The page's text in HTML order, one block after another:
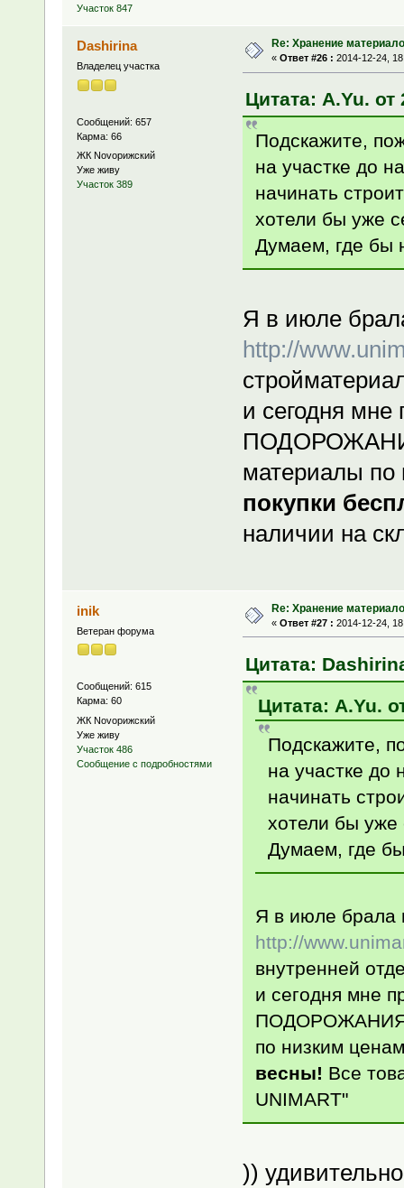
Участок 847
Dashirina
Владелец участка
Сообщений: 657
Карма: 66
ЖК Novoрижский
Уже живу
Участок 389
Re: Хранение
« Ответ #26 : 2014-12-24,
Цитата: A.Yu. от
Подскажите,
на участке до
начинать
хотели бы уже
Думаем, где бы
Я в июле
http://
и сегодня
материалы
покупки
наличии на
inik
Ветеран форума
Сообщений: 615
Карма: 60
ЖК Novoрижский
Уже живу
Участок 486
Сообщение с подробностями
Re: Хранение
« Ответ #27 : 2014-12-24,
Цитата:
Цитата: A.Yu.
Подскажите,
на участке до
начинать
хотели бы уже
Думаем, где
Я в июле брала
http://
внутренней
и сегодня мне
ПОДОРОЖАНИЯ!
по низким
весны! Все
UNIMART"
))